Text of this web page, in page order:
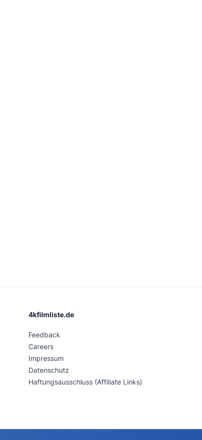
4kfilmliste.de
Feedback
Careers
Impressum
Datenschutz
Haftungsausschluss (Affiliate Links)